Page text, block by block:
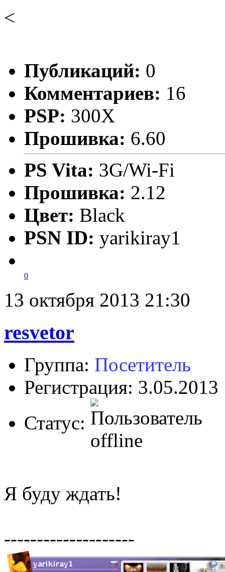
<
Публикаций: 0
Комментариев: 16
PSP: 300X
Прошивка: 6.60
PS Vita: 3G/Wi-Fi
Прошивка: 2.12
Цвет: Black
PSN ID: yarikiray1
0
13 октября 2013 21:30
resvetor
Группа: Посетитель
Регистрация: 3.05.2013
Статус:
Я буду ждать!
--------------------